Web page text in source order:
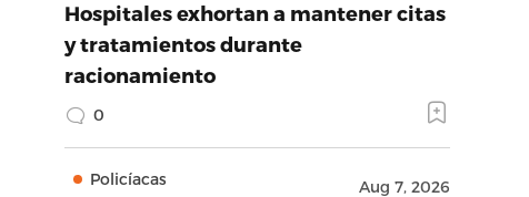
Hospitales exhortan a mantener citas
y tratamientos durante
racionamiento
0
Policíacas Aug 7, 2026